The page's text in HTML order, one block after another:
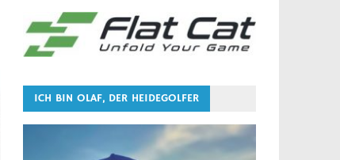
ICH BIN OLAF, DER HEIDEGOLFER